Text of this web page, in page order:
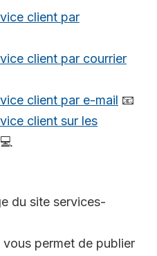
client par
client par courrier
client par e-mail 📧
client sur les
💻
du site services-
permet de publier